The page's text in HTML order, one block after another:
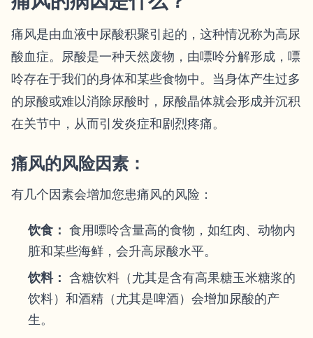
痛风是由血液中尿酸积聚引起的，这种情况称为高尿
酸血症。尿酸是一种天然废物，由嘌呤分解形成，嘌
呤存在于我们的身体和某些食物中。当身体产生过多
的尿酸或难以消除尿酸时，尿酸晶体就会形成并沉积
在关节中，从而引发炎症和剧烈疼痛。
痛风的风险因素：
有几个因素会增加您患痛风的风险：
饮食： 食用嘌呤含量高的食物，如红肉、动物内
脏和某些海鲜，会升高尿酸水平。
饮料： 含糖饮料（尤其是含有高果糖玉米糖浆的
饮料）和酒精（尤其是啤酒）会增加尿酸的产
生。